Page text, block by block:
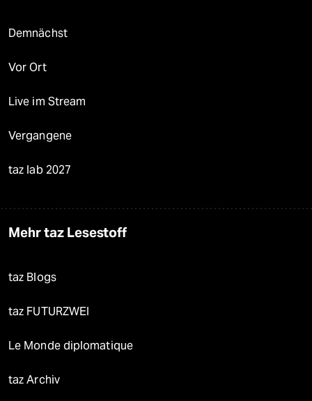
Demnächst
Vor Ort
Live im Stream
Vergangene
taz lab 2027
Mehr taz Lesestoff
taz Blogs
taz FUTURZWEI
Le Monde diplomatique
taz Archiv